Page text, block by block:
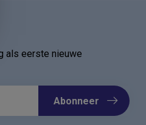
als eerste nieuwe
Abonneer